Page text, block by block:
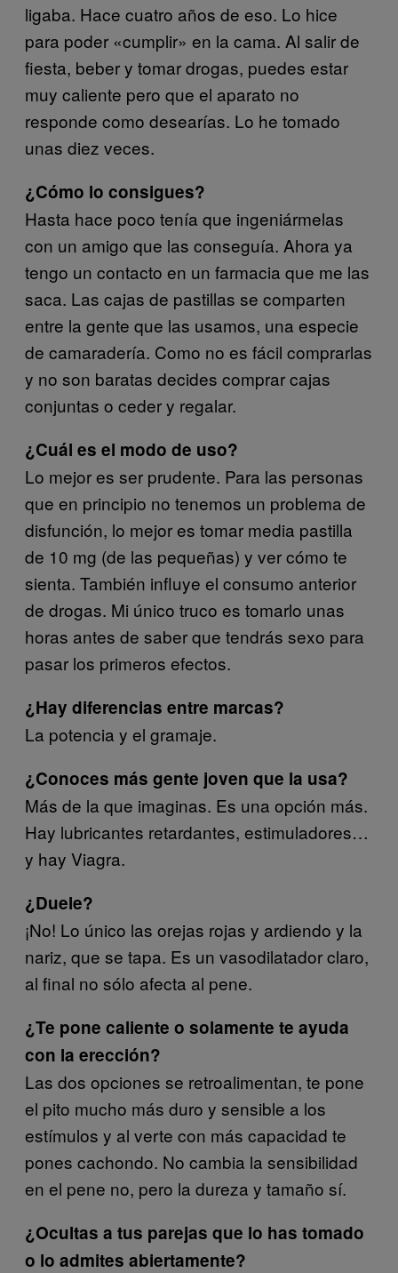
ligaba. Hace cuatro años de eso. Lo hice
para poder «cumplir» en la cama. Al salir de
fiesta, beber y tomar drogas, puedes estar
muy caliente pero que el aparato no
responde como desearías. Lo he tomado
unas diez veces.
¿Cómo lo consigues?
Hasta hace poco tenía que ingeniármelas
con un amigo que las conseguía. Ahora ya
tengo un contacto en un farmacia que me las
saca. Las cajas de pastillas se comparten
entre la gente que las usamos, una especie
de camaradería. Como no es fácil comprarlas
y no son baratas decides comprar cajas
conjuntas o ceder y regalar.
¿Cuál es el modo de uso?
Lo mejor es ser prudente. Para las personas
que en principio no tenemos un problema de
disfunción, lo mejor es tomar media pastilla
de 10 mg (de las pequeñas) y ver cómo te
sienta. También influye el consumo anterior
de drogas. Mi único truco es tomarlo unas
horas antes de saber que tendrás sexo para
pasar los primeros efectos.
¿Hay diferencias entre marcas?
La potencia y el gramaje.
¿Conoces más gente joven que la usa?
Más de la que imaginas. Es una opción más.
Hay lubricantes retardantes, estimuladores…
y hay Viagra.
¿Duele?
¡No! Lo único las orejas rojas y ardiendo y la
nariz, que se tapa. Es un vasodilatador claro,
al final no sólo afecta al pene.
¿Te pone caliente o solamente te ayuda
con la erección?
Las dos opciones se retroalimentan, te pone
el pito mucho más duro y sensible a los
estímulos y al verte con más capacidad te
pones cachondo. No cambia la sensibilidad
en el pene no, pero la dureza y tamaño sí.
¿Ocultas a tus parejas que lo has tomado
o lo admites abiertamente?